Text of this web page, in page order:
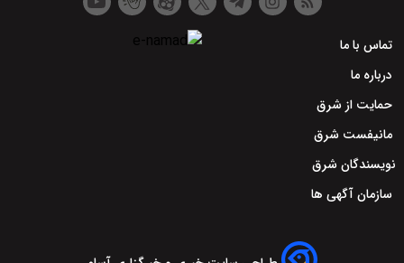
تماس با ما
درباره ما
حمایت از شرق
مانیفست شرق
نویسندگان شرق
سازمان آگهی ها